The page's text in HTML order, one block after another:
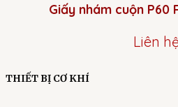
Giấy nhám cuộn P60
Liên
THIẾT BỊ CƠ KHÍ